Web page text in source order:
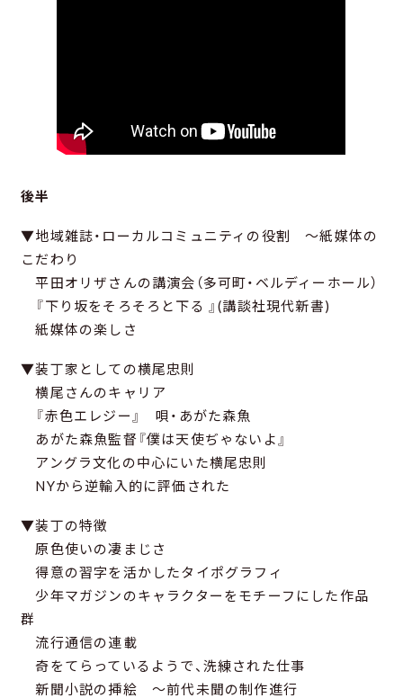
後半
▼地域雑誌・ローカルコミュニティの役割 ～紙媒体の
こだわり
平田オリザさんの講演会（多可町・ベルディーホール）
『下り坂をそろそろと下る 』(講談社現代新書)
紙媒体の楽しさ
▼装丁家としての横尾忠則
横尾さんのキャリア
『赤色エレジー』 唄・あがた森魚
あがた森魚監督『僕は天使ぢゃないよ』
アングラ文化の中心にいた横尾忠則
NYから逆輸入的に評価された
▼装丁の特徴
原色使いの凄まじさ
得意の習字を活かしたタイポグラフィ
少年マガジンのキャラクターをモチーフにした作品
群
流行通信の連載
奇をてらっているようで、洗練された仕事
新聞小説の挿絵 ～前代未聞の制作進行